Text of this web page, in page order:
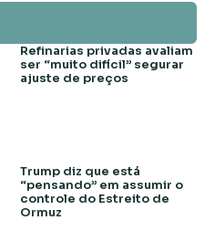
Refinarias privadas avaliam
ser “muito difícil” segurar
ajuste de preços
Trump diz que está
“pensando” em assumir o
controle do Estreito de
Ormuz